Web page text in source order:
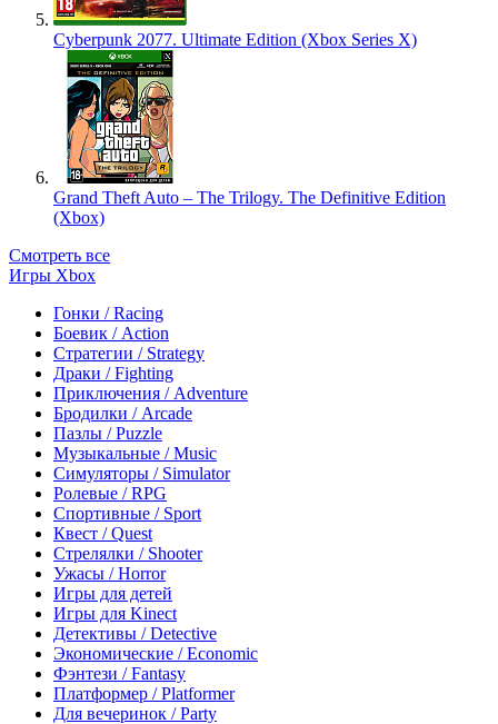
Cyberpunk 2077. Ultimate Edition (Xbox Series X)
Grand Theft Auto – The Trilogy. The Definitive Edition
(Xbox)
Смотреть все
Игры Xbox
Гонки / Racing
Боевик / Action
Стратегии / Strategy
Драки / Fighting
Приключения / Adventure
Бродилки / Arcade
Пазлы / Puzzle
Музыкальные / Music
Симуляторы / Simulator
Ролевые / RPG
Спортивные / Sport
Квест / Quest
Стрелялки / Shooter
Ужасы / Horror
Игры для детей
Игры для Kinect
Детективы / Detective
Экономические / Economic
Фэнтези / Fantasy
Платформер / Platformer
Для вечеринок / Party